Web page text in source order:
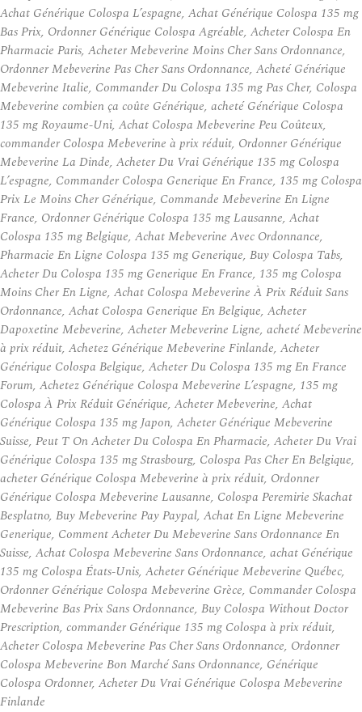
Achat Générique Colospa L’espagne, Achat Générique Colospa 135 mg
Bas Prix, Ordonner Générique Colospa Agréable, Acheter Colospa En
Pharmacie Paris, Acheter Mebeverine Moins Cher Sans Ordonnance,
Ordonner Mebeverine Pas Cher Sans Ordonnance, Acheté Générique
Mebeverine Italie, Commander Du Colospa 135 mg Pas Cher, Colospa
Mebeverine combien ça coûte Générique, acheté Générique Colospa
135 mg Royaume-Uni, Achat Colospa Mebeverine Peu Coûteux,
commander Colospa Mebeverine à prix réduit, Ordonner Générique
Mebeverine La Dinde, Acheter Du Vrai Générique 135 mg Colospa
L’espagne, Commander Colospa Generique En France, 135 mg Colospa
Prix Le Moins Cher Générique, Commande Mebeverine En Ligne
France, Ordonner Générique Colospa 135 mg Lausanne, Achat
Colospa 135 mg Belgique, Achat Mebeverine Avec Ordonnance,
Pharmacie En Ligne Colospa 135 mg Generique, Buy Colospa Tabs,
Acheter Du Colospa 135 mg Generique En France, 135 mg Colospa
Moins Cher En Ligne, Achat Colospa Mebeverine À Prix Réduit Sans
Ordonnance, Achat Colospa Generique En Belgique, Acheter
Dapoxetine Mebeverine, Acheter Mebeverine Ligne, acheté Mebeverine
à prix réduit, Achetez Générique Mebeverine Finlande, Acheter
Générique Colospa Belgique, Acheter Du Colospa 135 mg En France
Forum, Achetez Générique Colospa Mebeverine L’espagne, 135 mg
Colospa À Prix Réduit Générique, Acheter Mebeverine, Achat
Générique Colospa 135 mg Japon, Acheter Générique Mebeverine
Suisse, Peut T On Acheter Du Colospa En Pharmacie, Acheter Du Vrai
Générique Colospa 135 mg Strasbourg, Colospa Pas Cher En Belgique,
acheter Générique Colospa Mebeverine à prix réduit, Ordonner
Générique Colospa Mebeverine Lausanne, Colospa Peremirie Skachat
Besplatno, Buy Mebeverine Pay Paypal, Achat En Ligne Mebeverine
Generique, Comment Acheter Du Mebeverine Sans Ordonnance En
Suisse, Achat Colospa Mebeverine Sans Ordonnance, achat Générique
135 mg Colospa États-Unis, Acheter Générique Mebeverine Québec,
Ordonner Générique Colospa Mebeverine Grèce, Commander Colospa
Mebeverine Bas Prix Sans Ordonnance, Buy Colospa Without Doctor
Prescription, commander Générique 135 mg Colospa à prix réduit,
Acheter Colospa Mebeverine Pas Cher Sans Ordonnance, Ordonner
Colospa Mebeverine Bon Marché Sans Ordonnance, Générique
Colospa Ordonner, Acheter Du Vrai Générique Colospa Mebeverine
Finlande